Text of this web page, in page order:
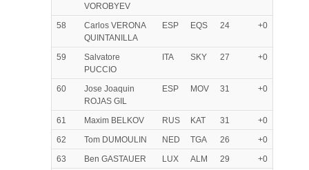
VOROBYEV
58
Carlos VERONA
QUINTANILLA
ESP EQS 24 +0
59
Salvatore
PUCCIO
ITA SKY 27 +0
60
Jose Joaquin
ROJAS GIL
ESP MOV 31 +0
61 Maxim BELKOV RUS KAT 31
+0
62
Tom DUMOULIN NED TGA 26
+0
63
Ben GASTAUER LUX ALM 29
+0